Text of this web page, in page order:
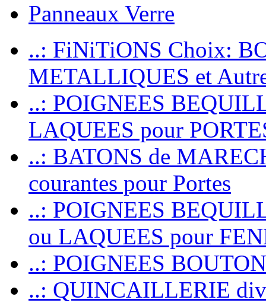
Panneaux Verre
..: FiNiTiONS Choix:
METALLIQUES et
..: POIGNEES
LAQUEES pour
..: BATONS de
courantes pour Portes
..: POIGNEES
ou LAQUEES pour
..: POIGNEES
..: QUINCAILLERIE